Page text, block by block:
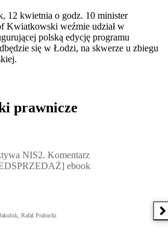
12 kwietnia o godz. 10 minister
Kwiatkowski weźmie udział w
polską edycję programu
się w Łodzi, na skwerze u zbiegu
prawnicze
NIS2. Komentarz
ebook
Rafał Prabucki